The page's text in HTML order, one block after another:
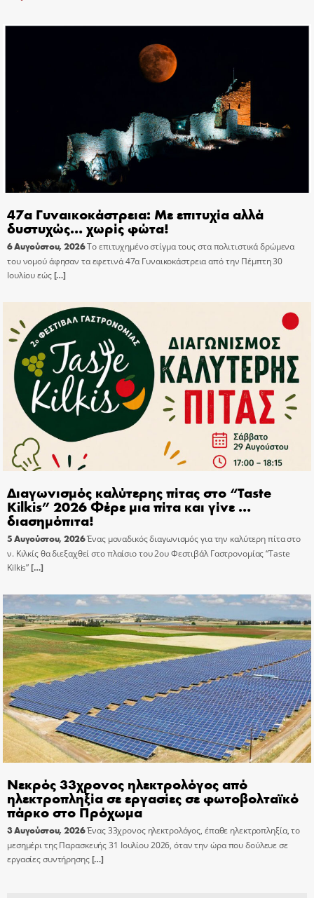
47α Γυναικοκάστρεια: Με επιτυχία αλλά
δυστυχώς… χωρίς φώτα!
6 Αυγούστου, 2026Το επιτυχημένο στίγμα τους στα πολιτιστικά δρώμενα
του νομού άφησαν τα εφετινά 47α Γυναικοκάστρεια από την Πέμπτη 30
Ιουλίου εώς[…]
Διαγωνισμός καλύτερης πίτας στο “Taste
Kilkis” 2026 Φέρε μια πίτα και γίνε …
διασημόπιτα!
5 Αυγούστου, 2026Ένας μοναδικός διαγωνισμός για την καλύτερη πίτα στο
ν. Κιλκίς θα διεξαχθεί στο πλαίσιο του 2ου Φεστιβάλ Γαστρονομίας “Taste
Kilkis”[…]
Νεκρός 33χρονος ηλεκτρολόγος από
ηλεκτροπληξία σε εργασίες σε φωτοβολταϊκό
πάρκο στο Πρόχωμα
3 Αυγούστου, 2026Ένας 33χρονος ηλεκτρολόγος, έπαθε ηλεκτροπληξία, το
μεσημέρι της Παρασκευής 31 Ιουλίου 2026, όταν την ώρα που δούλευε σε
εργασίες συντήρησης[…]